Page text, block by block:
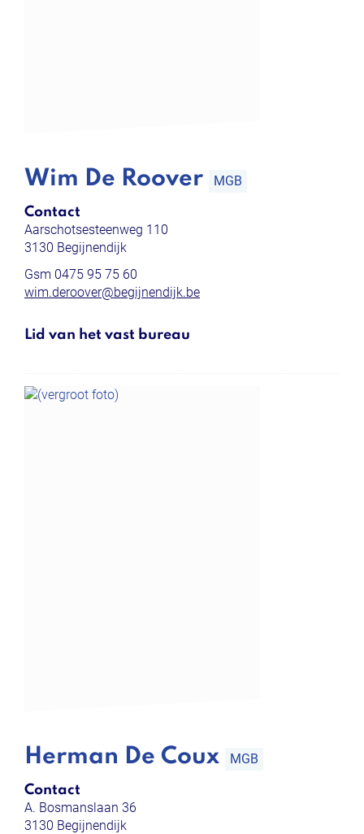
Wim De Roover MGB
Contact
Aarschotsesteenweg 110
,3130 Begijnendijk
Gsm 0475 95 75 60
E-
wim.deroover@begijnendijk.be
Functies
Lid van het vast bureau
Herman De Coux MGB
Contact
A. Bosmanslaan 36
,3130 Begijnendijk